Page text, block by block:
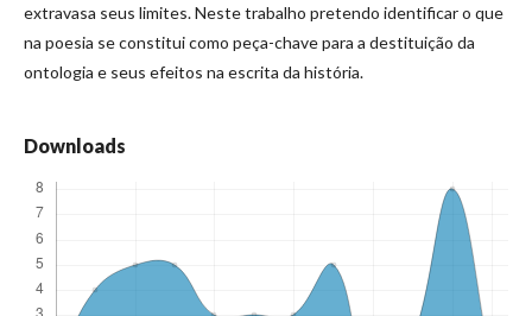
extravasa seus limites. Neste trabalho pretendo identificar o que
na poesia se constitui como peça-chave para a destituição da
ontologia e seus efeitos na escrita da história.
Downloads